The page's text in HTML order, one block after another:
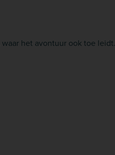
het avontuur ook toe leidt.